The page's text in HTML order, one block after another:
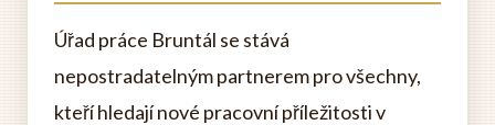
Úřad práce Bruntál se stává
nepostradatelným partnerem pro všechny,
kteří hledají nové pracovní příležitosti v